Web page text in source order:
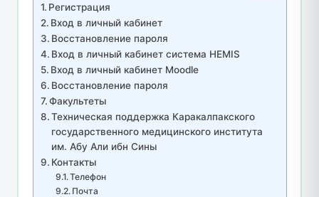
Регистрация
Вход в личный кабинет
Восстановление пароля
Вход в личный кабинет система HEMIS
Вход в личный кабинет Moodle
Восстановление пароля
Факультеты
Техническая поддержка Каракалпакского
государственного медицинского института
им. Абу Али ибн Сины
Контакты
Телефон
Почта